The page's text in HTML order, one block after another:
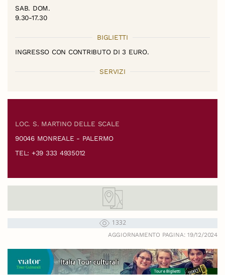
SAB. DOM.
9.30-17.30
BIGLIETTI
INGRESSO CON CONTRIBUTO DI 3 EURO.
SERVIZI
LOC. S. MARTINO DELLE SCALE
90046 MONREALE - PALERMO
TEL: +39 333 4935012
1332
AGGIORNAMENTO PAGINA: 19/12/2024